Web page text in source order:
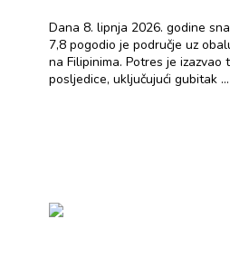
Dana 8. lipnja 2026. godine
7,8 pogodio je područje uz
na Filipinima. Potres je izazvao
posljedice, uključujući gubitak ...